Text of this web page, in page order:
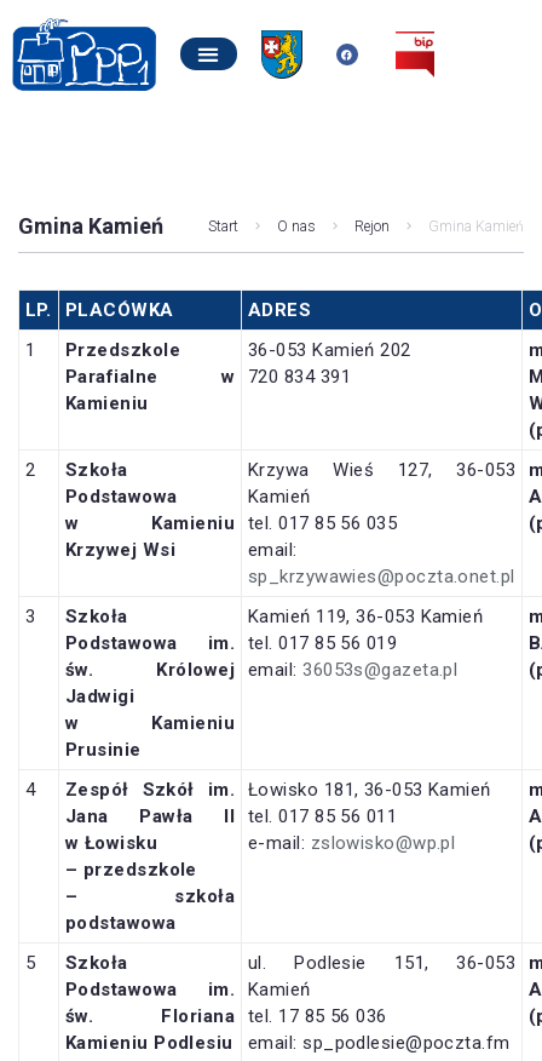
Gmina Kamień Start O nas Rejon Gmina Kamień
LP. PLACÓWKA ADRES
1
Przedszkole
Parafialne w
Kamieniu
36-053 Kamień 202
720 834 391
2
Szkoła
Podstawowa
w Kamieniu
Krzywej Wsi
Krzywa Wieś 127, 36-053
Kamień
tel. 017 85 56 035
email:
sp_krzywawies@poczta.onet.pl
3
Szkoła
Podstawowa im.
św. Królowej
Jadwigi
w Kamieniu
Prusinie
Kamień 119, 36-053 Kamień
tel. 017 85 56 019
email:36053s@gazeta.pl
4
Zespół Szkół im.
Jana Pawła II
w Łowisku
– przedszkole
– szkoła
podstawowa
Łowisko 181, 36-053 Kamień
tel. 017 85 56 011
e-mail: zslowisko@wp.pl
5
Szkoła
Podstawowa im.
św. Floriana
Kamieniu Podlesiu
ul. Podlesie 151, 36-053
Kamień
tel. 17 85 56 036
email: sp_podlesie@poczta.fm